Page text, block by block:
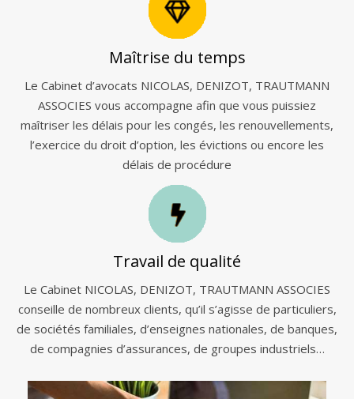
Maîtrise du temps
Le Cabinet d’avocats NICOLAS, DENIZOT, TRAUTMANN
ASSOCIES vous accompagne afin que vous puissiez
maîtriser les délais pour les congés, les renouvellements,
l’exercice du droit d’option, les évictions ou encore les
délais de procédure
Travail de qualité
Le Cabinet NICOLAS, DENIZOT, TRAUTMANN ASSOCIES
conseille de nombreux clients, qu’il s’agisse de particuliers,
de sociétés familiales, d’enseignes nationales, de banques,
de compagnies d’assurances, de groupes industriels…